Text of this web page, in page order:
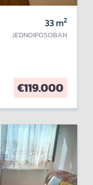
33m2
JEDNOIPOSOBAN
€119.000